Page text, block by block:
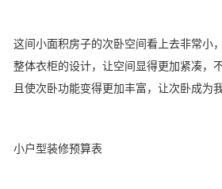
这间小面积房子的次卧空间看上去非常小
整体衣柜的设计，让空间显得更加紧凑，
且使次卧功能变得更加丰富，让次卧成为
小户型装修预算表